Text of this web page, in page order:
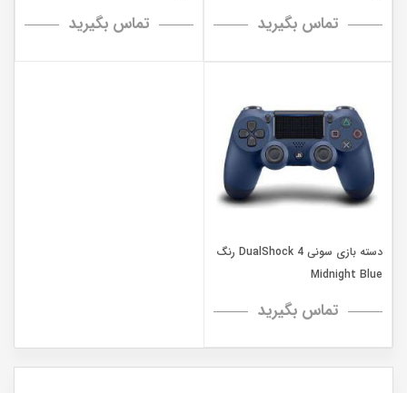
تماس بگیرید تماس بگیرید
دسته بازی سونی DualShock 4 رنگ
Midnight Blue
تماس بگیرید